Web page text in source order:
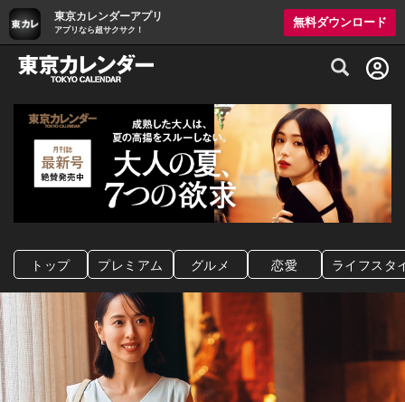
東京カレンダーアプリ
アプリなら超サクサク！
無料ダウンロード
グルメ情報・プレミアムレストラン予約
トップ プレミアム グルメ 恋愛 ライフスタ